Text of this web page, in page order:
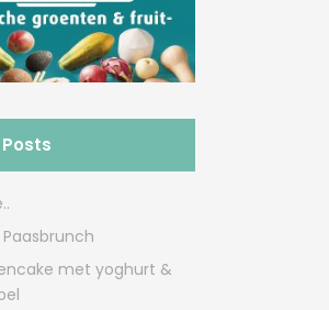
met yoghurt &